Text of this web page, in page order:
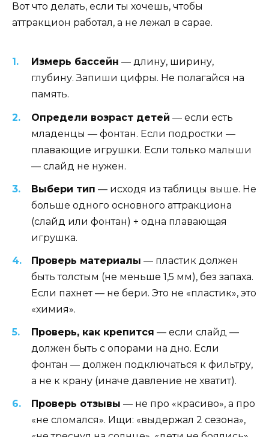
Вот что делать, если ты хочешь, чтобы
аттракцион работал, а не лежал в сарае.
Измерь бассейн — длину, ширину,
глубину. Запиши цифры. Не полагайся на
память.
Определи возраст детей — если есть
младенцы — фонтан. Если подростки —
плавающие игрушки. Если только малыши
— слайд не нужен.
Выбери тип — исходя из таблицы выше. Не
больше одного основного аттракциона
(слайд или фонтан) + одна плавающая
игрушка.
Проверь материалы — пластик должен
быть толстым (не меньше 1,5 мм), без запаха.
Если пахнет — не бери. Это не «пластик», это
«химия».
Проверь, как крепится — если слайд —
должен быть с опорами на дно. Если
фонтан — должен подключаться к фильтру,
а не к крану (иначе давление не хватит).
Проверь отзывы — не про «красиво», а про
«не сломался». Ищи: «выдержал 2 сезона»,